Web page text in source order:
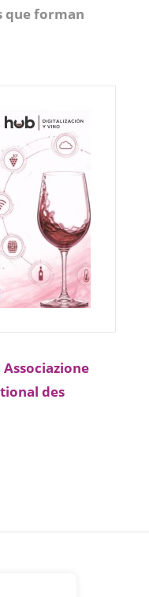
que forman
Associazione
des